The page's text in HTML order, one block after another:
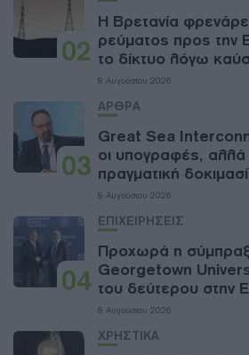
02
Η Βρετανία
ρεύματος προς την
το δίκτυο λόγω
8 Αυγούστου 2026
03
ΑΡΘΡΑ
Great Sea
οι υπογραφές, αλλά
πραγματική
8 Αυγούστου 2026
04
ΕΠΙΧΕΙΡΗΣΕΙΣ
Προχωρά η
Georgetown
του δεύτερου στην
8 Αυγούστου 2026
ΧΡΗΣΤΙΚΑ